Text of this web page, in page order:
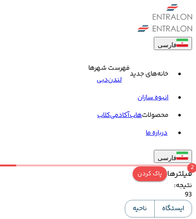
فارسی
خانه‌های جدید
فهرست شهرها
لندندبی
انبوه سازان
محصولاتهابآکادمیکلاب
درباره ما
فارسی
فیلترها
2
پاک کردن
نتیجه:
93
ایستگاه
ناحیه